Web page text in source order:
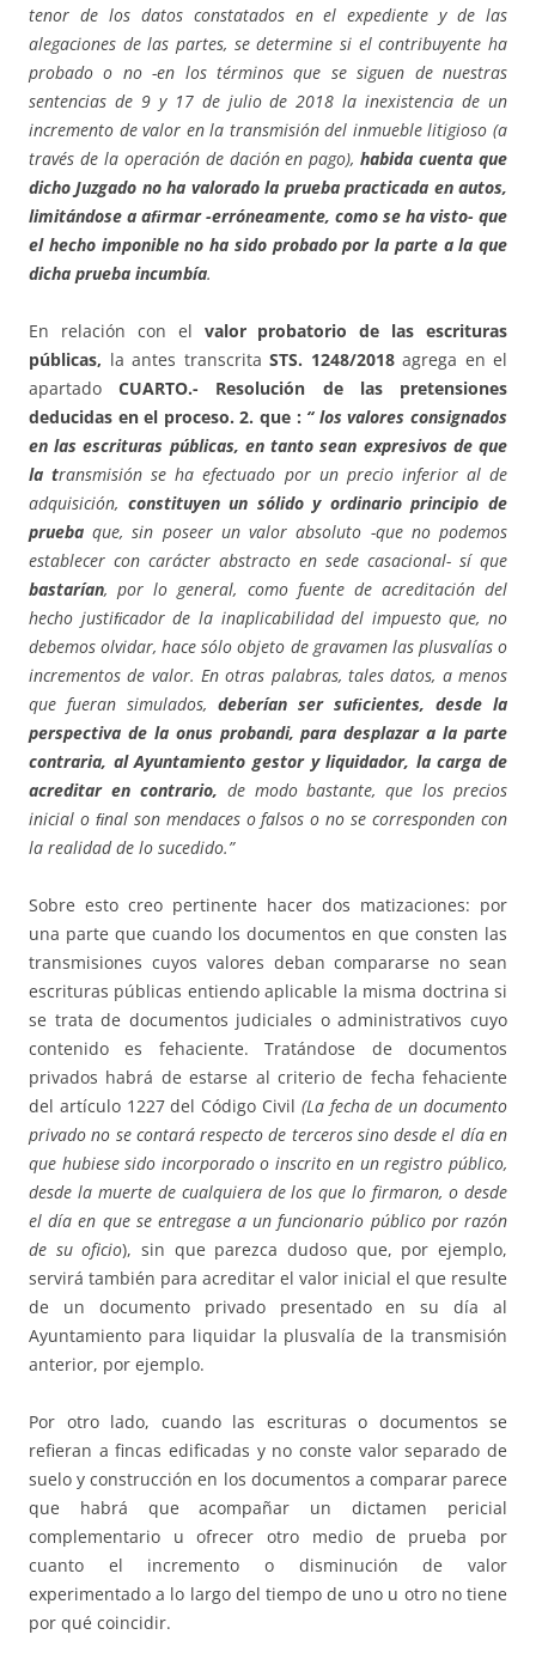
tenor de los datos constatados en el expediente y de las
alegaciones de las partes, se determine si el contribuyente ha
probado o no -en los términos que se siguen de nuestras
sentencias de 9 y 17 de julio de 2018 la inexistencia de un
incremento de valor en la transmisión del inmueble litigioso (a
través de la operación de dación en pago),habida cuenta que
dicho Juzgado no ha valorado la prueba practicada en autos,
limitándose a aﬁrmar -erróneamente, como se ha visto- que
el hecho imponible no ha sido probado por la parte a la que
dicha prueba incumbía.
En relación con el valor probatorio de las escrituras
públicas, la antes transcrita STS. 1248/2018agrega en el
apartadoCUARTO.- Resolución de las pretensiones
deducidas en el proceso. 2. que : “ los valores consignados
en las escrituras públicas, en tanto sean expresivos de que
la transmisión se ha efectuado por un precio inferior al de
adquisición, constituyen un sólido y ordinario principio de
pruebaque, sin poseer un valor absoluto -que no podemos
establecer con carácter abstracto en sede casacional- sí que
bastarían, por lo general, como fuente de acreditación del
hecho justiﬁcador de la inaplicabilidad del impuesto que, no
debemos olvidar, hace sólo objeto de gravamen las plusvalías o
incrementos de valor. En otras palabras, tales datos, a menos
que fueran simulados, deberían ser suﬁcientes, desde la
perspectiva de la onus probandi, para desplazar a la parte
contraria, al Ayuntamiento gestor y liquidador, la carga de
acreditar en contrario, de modo bastante, que los precios
inicial o ﬁnal son mendaces o falsos o no se corresponden con
la realidad de lo sucedido.”
Sobre esto creo pertinente hacer dos matizaciones: por
una parte que cuando los documentos en que consten las
transmisiones cuyos valores deban compararse no sean
escrituras públicas entiendo aplicable la misma doctrina si
se trata de documentos judiciales o administrativos cuyo
contenido es fehaciente. Tratándose de documentos
privados habrá de estarse al criterio de fecha fehaciente
del artículo 1227 del Código Civil (La fecha de un documento
privado no se contará respecto de terceros sino desde el día en
que hubiese sido incorporado o inscrito en un registro público,
desde la muerte de cualquiera de los que lo firmaron, o desde
el día en que se entregase a un funcionario público por razón
de su oficio), sin que parezca dudoso que, por ejemplo,
servirá también para acreditar el valor inicial el que resulte
de un documento privado presentado en su día al
Ayuntamiento para liquidar la plusvalía de la transmisión
anterior, por ejemplo.
Por otro lado, cuando las escrituras o documentos se
refieran a fincas edificadas y no conste valor separado de
suelo y construcción en los documentos a comparar parece
que habrá que acompañar un dictamen pericial
complementario u ofrecer otro medio de prueba por
cuanto el incremento o disminución de valor
experimentado a lo largo del tiempo de uno u otro no tiene
por qué coincidir.